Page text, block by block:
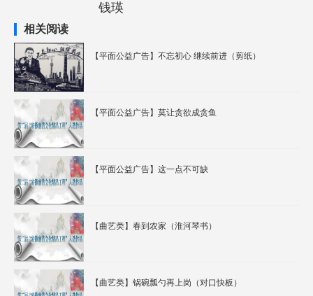
钱瑛
相关阅读
【平面公益广告】不忘初心 继续前进（剪纸）
【平面公益广告】莫让贪欲成贪鱼
【平面公益广告】这一点不可缺
【曲艺类】春到农家（淮河琴书）
【曲艺类】锅碗瓢勺再上岗（对口快板）